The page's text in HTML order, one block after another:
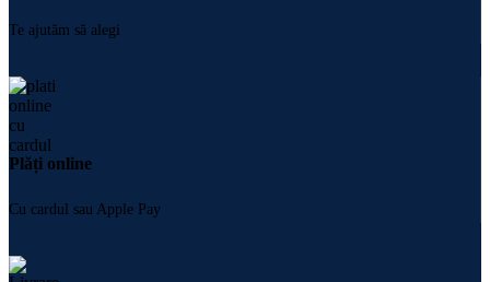
Te ajutăm să alegi
Plăți online
Cu cardul sau Apple Pay